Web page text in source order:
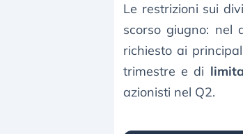
Le restrizioni sui
scorso giugno: nel
richiesto ai
trimestre e di
azionisti nel Q2.